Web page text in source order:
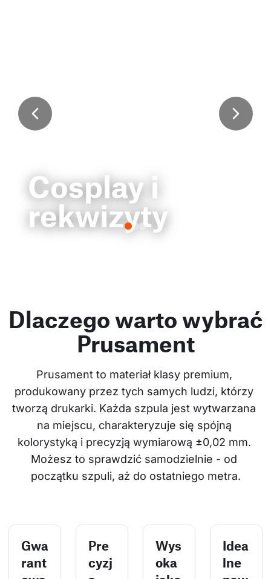
Cosplay i
rekwizyty
Dlaczego warto wybrać
Prusament
Prusament to materiał klasy premium,
produkowany przez tych samych ludzi, którzy
tworzą drukarki. Każda szpula jest wytwarzana
na miejscu, charakteryzuje się spójną
kolorystyką i precyzją wymiarową ±0,02 mm.
Możesz to sprawdzić samodzielnie - od
początku szpuli, aż do ostatniego metra.
Gwa
rant
Pre
cyzj
Wys
oka
Idea
lne